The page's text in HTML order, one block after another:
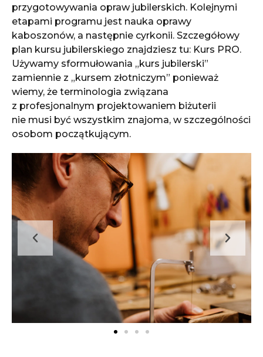
przygotowywania opraw jubilerskich. Kolejnymi
etapami programu jest nauka oprawy
kaboszonów, a następnie cyrkonii. Szczegółowy
plan kursu jubilerskiego znajdziesz tu: Kurs PRO.
Używamy sformułowania „kurs jubilerski”
zamiennie z „kursem złotniczym” ponieważ
wiemy, że terminologia związana
z profesjonalnym projektowaniem biżuterii
nie musi być wszystkim znajoma, w szczególności
osobom początkującym.